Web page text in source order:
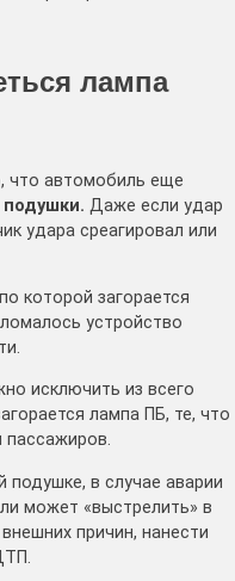
лампа
что автомобиль еще
подушки. Даже если удар
удара среагировал или
которой загорается
устройство
исключить из всего
лампа ПБ, те, что
пассажиров.
подушке, в случае аварии
может «выстрелить» в
причин, нанести